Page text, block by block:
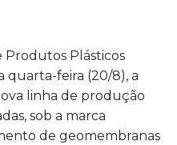
Produtos Plásticos
quarta-feira (20/8), a
linha de produção
sob a marca
de geomembranas